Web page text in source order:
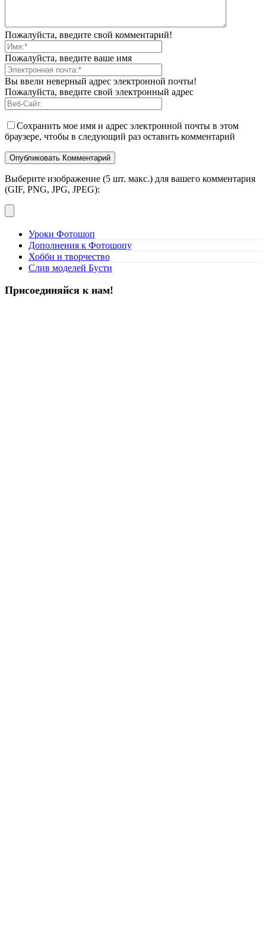
Пожалуйста, введите свой комментарий!
Пожалуйста, введите ваше имя
Вы ввели неверный адрес электронной почты!
Пожалуйста, введите свой электронный адрес
Сохранить мое имя и адрес электронной почты в этом
браузере, чтобы в следующий раз оставить комментарий
Выберите изображение (5 шт. макс.) для вашего комментария
(GIF, PNG, JPG, JPEG):
Уроки Фотошоп
Дополнения к Фотошопу
Хобби и творчество
Слив моделей Бусти
Присоединяйся к нам!